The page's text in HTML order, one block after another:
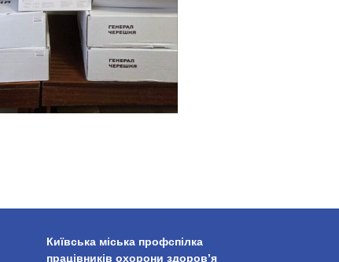
Київська міська профспілка
працівників охорони здоров’я